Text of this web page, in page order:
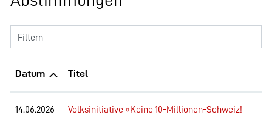
Filtern
Datum Titel
14.06.2026
Volksinitiative «Keine 10-Millionen-Schweiz!